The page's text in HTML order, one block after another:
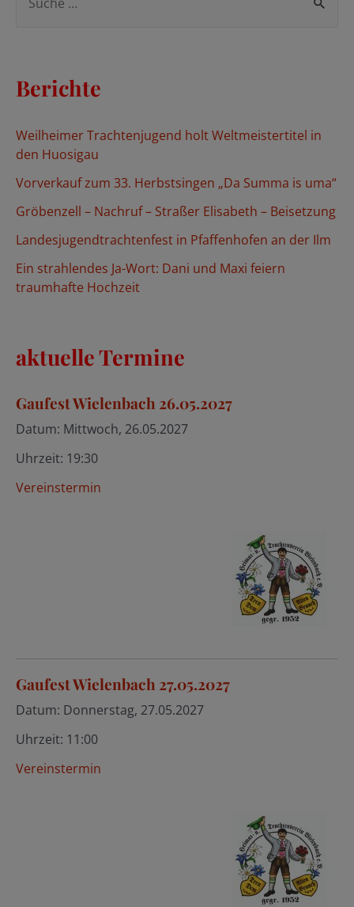
e
n
h
:
Berichte
Weilheimer Trachtenjugend holt Weltmeistertitel in
den Huosigau
Vorverkauf zum 33. Herbstsingen „Da Summa is uma“
Gröbenzell – Nachruf – Straßer Elisabeth – Beisetzung
Landesjugendtrachtenfest in Pfaffenhofen an der Ilm
Ein strahlendes Ja-Wort: Dani und Maxi feiern
traumhafte Hochzeit
aktuelle Termine
Gaufest Wielenbach 26.05.2027
Datum: Mittwoch, 26.05.2027
Uhrzeit: 19:30
Vereinstermin
Gaufest Wielenbach 27.05.2027
Datum: Donnerstag, 27.05.2027
Uhrzeit: 11:00
Vereinstermin